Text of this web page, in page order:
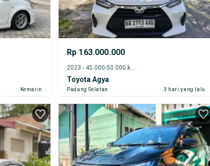
Kemarin
Rp 163.000.000
2023 - 45.000-50.000 km
Toyota Agya
Padang Selatan 3 hari yang lalu